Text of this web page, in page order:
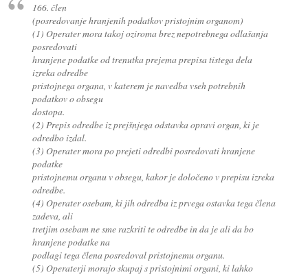
166. člen
(posredovanje hranjenih podatkov pristojnim organom)
(1) Operater mora takoj oziroma brez nepotrebnega odlašanja
posredovati
hranjene podatke od trenutka prejema prepisa tistega dela
izreka odredbe
pristojnega organa, v katerem je navedba vseh potrebnih
podatkov o obsegu
dostopa.
(2) Prepis odredbe iz prejšnjega odstavka opravi organ, ki je
odredbo izdal.
(3) Operater mora po prejeti odredbi posredovati hranjene
podatke
pristojnemu organu v obsegu, kakor je določeno v prepisu izreka
odredbe.
(4) Operater osebam, ki jih odredba iz prvega ostavka tega člena
zadeva, ali
tretjim osebam ne sme razkriti te odredbe in da je ali da bo
hranjene podatke na
podlagi tega člena posredoval pristojnemu organu.
(5) Operaterji morajo skupaj s pristojnimi organi, ki lahko